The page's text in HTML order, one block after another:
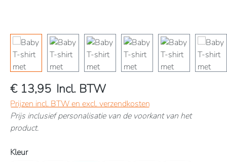
€ 13,95 Incl. BTW
Prijzen incl. BTW en excl. verzendkosten
Prijs inclusief personalisatie van de voorkant van het
product.
Selecteer
Kleur